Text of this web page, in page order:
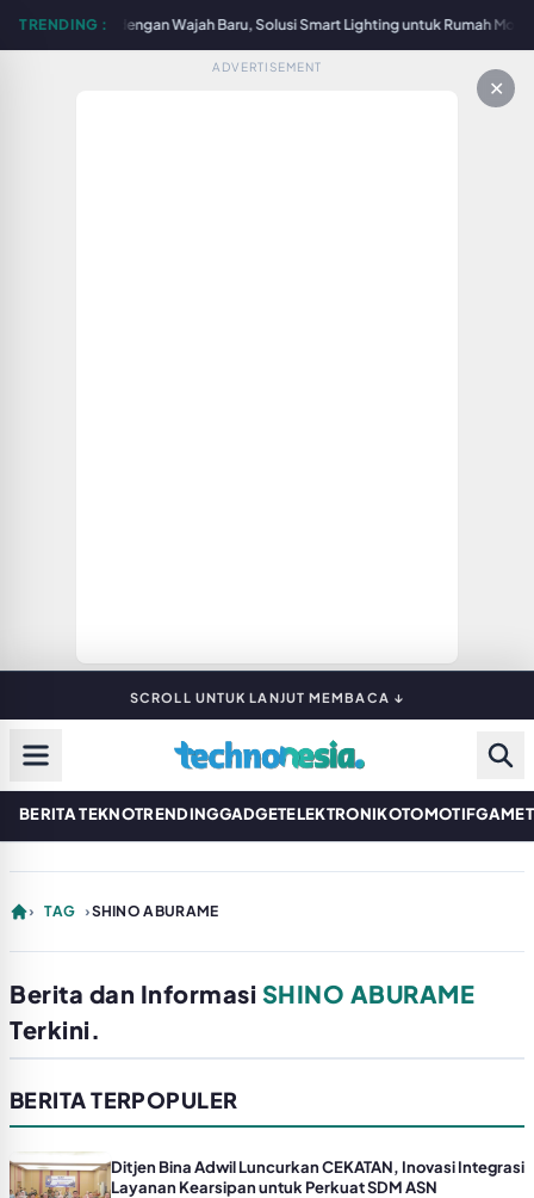
TRENDING :
Hadir dengan Wajah Baru, Solusi Smart Lighting untuk Rumah Modern
✕
ADVERTISEMENT
SCROLL UNTUK LANJUT MEMBACA ↓
BERITA TEKNOTRENDINGGADGETELEKTRONIKOTOMOTIFGAME
› TAG ›SHINO ABURAME
Berita dan Informasi SHINO ABURAME
Terkini.
BERITA TERPOPULER
Ditjen Bina Adwil Luncurkan CEKATAN, Inovasi Integrasi
Layanan Kearsipan untuk Perkuat SDM ASN